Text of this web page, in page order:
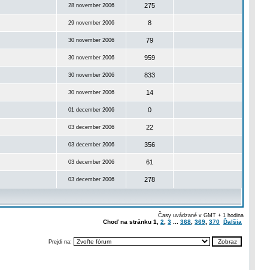
28 november 2006 275
29 november 2006 8
30 november 2006 79
30 november 2006 959
30 november 2006 833
30 november 2006 14
01 december 2006 0
03 december 2006 22
03 december 2006 356
03 december 2006 61
03 december 2006 278
Časy uvádzané v GMT + 1 hodina
Choď na stránku 1 2 3 368 369 370 Ďalšia
Prejdi na: